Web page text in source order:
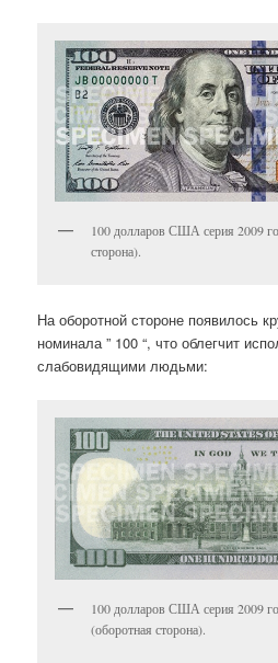
100 долларов США серия 2009
сторона).
На оборотной стороне появилось
номинала ” 100 “, что облегчит
слабовидящими людьми:
100 долларов США серия 2009
(оборотная сторона).